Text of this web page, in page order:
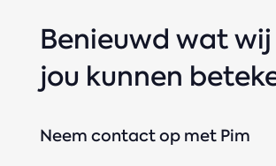
Benieuwd wat
jou kunnen
Neem contact op met Pim